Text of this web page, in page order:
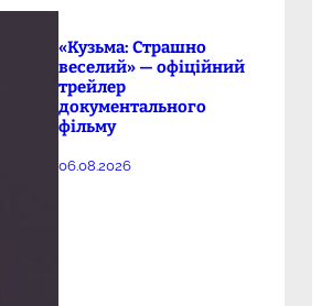
«Кузьма: Страшно
веселий» — офіційний
трейлер
документального
фільму
06.08.2026